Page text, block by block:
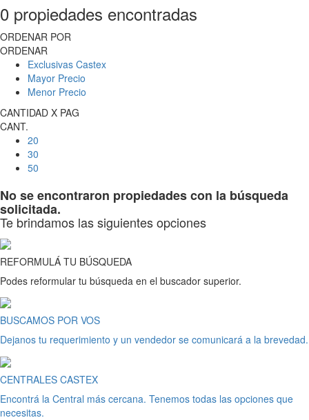
0 propiedades encontradas
ORDENAR POR
ORDENAR
Exclusivas Castex
Mayor Precio
Menor Precio
CANTIDAD X PAG
CANT.
20
30
50
No se encontraron propiedades con la búsqueda
solicitada.
Te brindamos las siguientes opciones
REFORMULÁ TU BÚSQUEDA
Podes reformular tu búsqueda en el buscador superior.
BUSCAMOS POR VOS
Dejanos tu requerimiento y un vendedor se comunicará a la brevedad.
CENTRALES CASTEX
Encontrá la Central más cercana. Tenemos todas las opciones que
necesitas.